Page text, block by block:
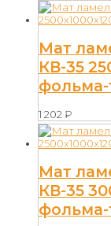
Мат
КВ-35
1 202₽
Мат
КВ-35